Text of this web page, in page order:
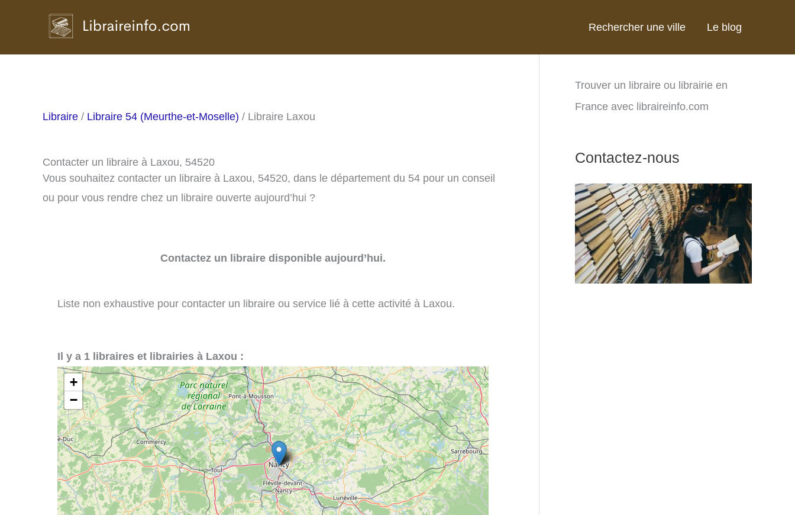
Rechercher une ville Le blog
Libraire / Libraire 54 (Meurthe-et-Moselle) / Libraire Laxou
Contacter un libraire à Laxou, 54520
Vous souhaitez contacter un libraire à Laxou, 54520, dans le département du 54 pour un conseil
ou pour vous rendre chez un libraire ouverte aujourd’hui ?
Contactez un libraire disponible aujourd’hui.
Liste non exhaustive pour contacter un libraire ou service lié à cette activité à Laxou.
Il y a 1 libraires et librairies à Laxou :
+
−
Trouver un libraire ou librairie en
France avec libraireinfo.com
Contactez-nous